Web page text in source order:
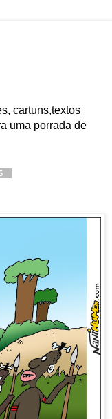
cartuns,textos
uma porrada de